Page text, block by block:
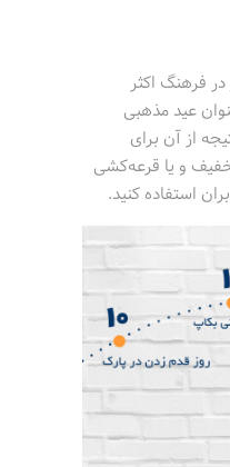
در فرهنگ اکثر
عید مذهبی
از آن برای
و یا قرعه‌کشی
استفاده کنید.